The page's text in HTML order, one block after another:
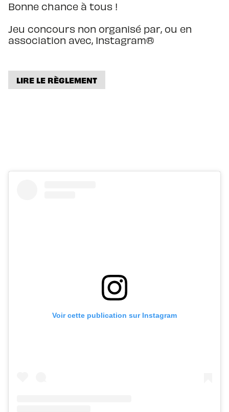
Bonne chance à tous !
Jeu concours non organisé par, ou en
association avec, Instagram®️
LIRE LE RÈGLEMENT
Voir cette publication sur Instagram